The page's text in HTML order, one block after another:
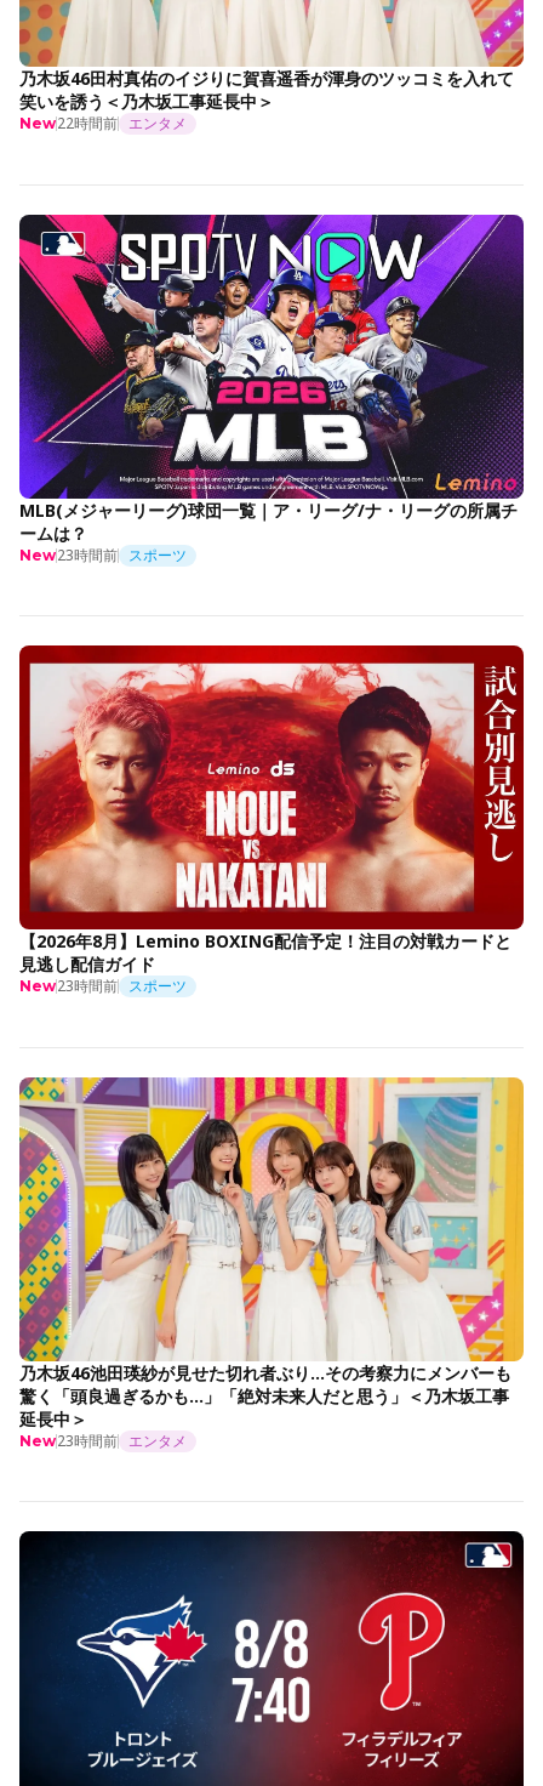
乃木坂46田村真佑のイジりに賀喜遥香が渾身のツッコミを入れて
笑いを誘う＜乃木坂工事延長中＞
New22時間前 エンタメ
MLB(メジャーリーグ)球団一覧｜ア・リーグ/ナ・リーグの所属チ
ームは？
New23時間前 スポーツ
【2026年8月】Lemino BOXING配信予定！注目の対戦カードと
見逃し配信ガイド
New23時間前 スポーツ
乃木坂46池田瑛紗が見せた切れ者ぶり…その考察力にメンバーも
驚く「頭良過ぎるかも…」「絶対未来人だと思う」＜乃木坂工事
延長中＞
New23時間前 エンタメ